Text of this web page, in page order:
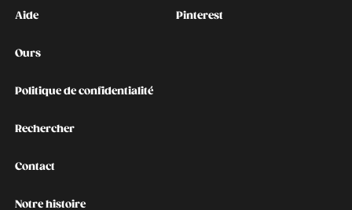
Kontakt
Aide
Ours
Politique de confidentialité
Rechercher
Contact
Notre histoire
Social
Pinterest